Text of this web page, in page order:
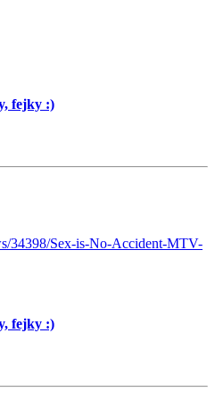
fejky :)
34398/Sex-is-No-Accident-MTV-
fejky :)